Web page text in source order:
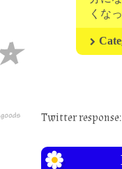
くな
Twitter response: